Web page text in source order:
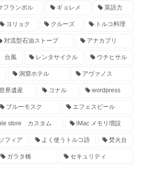
フランボル ギョレメ 英語力
ヨリョク クルーズ トルコ料理
対流型石油ストーブ アナカプリ
台風 レンタサイクル ウチヒサル
洞窟ホテル アヴァノス
界遺産 コナル wordpress
ブルーモスク エフェスビール
store カスタム iMac メモリ増設
フィア よく使うトルコ語 焚火台
ガラタ橋 セキュリティ